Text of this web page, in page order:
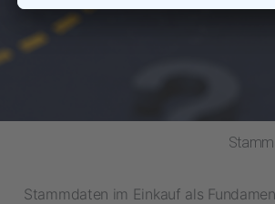
Stammdaten im Einkauf als